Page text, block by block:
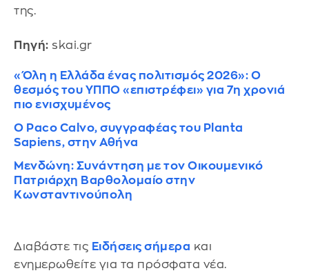
της.
Πηγή: skai.gr
«Όλη η Ελλάδα ένας πολιτισμός 2026»: Ο
θεσμός του ΥΠΠΟ «επιστρέφει» για 7η χρονιά
πιο ενισχυμένος
Ο Paco Calvo, συγγραφέας του Planta
Sapiens, στην Αθήνα
Μενδώνη: Συνάντηση με τον Οικουμενικό
Πατριάρχη Βαρθολομαίο στην
Κωνσταντινούπολη
Διαβάστε τις Ειδήσεις σήμερα και
ενημερωθείτε για τα πρόσφατα νέα.